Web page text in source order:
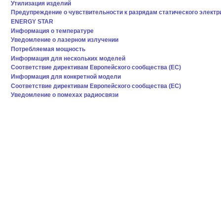
Утилизация изделий
Предупреждение о чувствительности к разрядам статического
ENERGY STAR
Информация о температуре
Уведомление о лазерном излучении
Потребляемая мощность
Информация для нескольких моделей
Соответствие директивам Европейского сообщества (EC)
Информация для конкретной модели
Соответствие директивам Европейского сообщества (EC)
Уведомление о помехах радиосвязи